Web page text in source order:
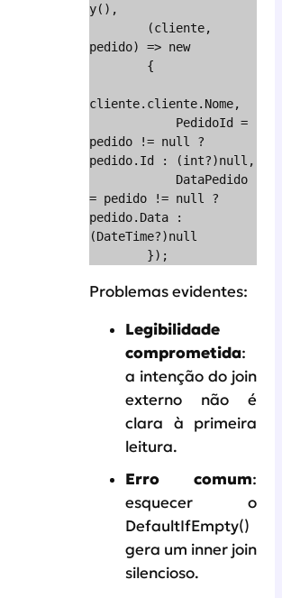
y(),
pedido) => new
cliente.cliente.Nome,
pedido != null ?
pedido.Id : (int?)null,
= pedido != null ?
pedido.Data :
(DateTime?)null
        });
Problemas evidentes:
Legibilidade
comprometida:
a intenção do join
externo não é
clara à primeira
leitura.
Erro comum:
esquecer o
DefaultIfEmpty()
gera um inner join
silencioso.